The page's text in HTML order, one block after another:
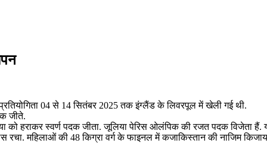
04 से 14 सितंबर 2025 तक इंग्लैंड के लिवरपूल में खेली गई थी.
जीते.
को हराकर स्वर्ण पदक जीता. जूलिया पेरिस ओलंपिक की रजत पदक विजेता हैं.
रचा. महिलाओं की 48 किग्रा वर्ग के फाइनल में कजाकिस्तान की नाजिम